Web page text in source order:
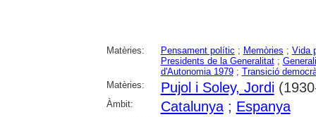
Matèries: Pensament polític ; Memòries ; Vida
Presidents de la Generalitat;
d'Autonomia 1979; Transició
Matèries:
Pujol i Soley, Jordi
Àmbit: Catalunya; Espanya